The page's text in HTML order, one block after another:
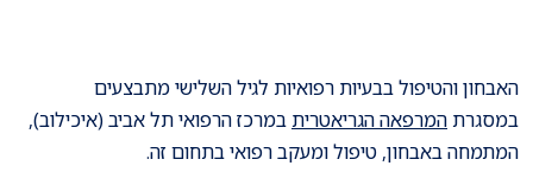
האבחון והטיפול בבעיות רפואיות לגיל השלישי מתבצעים
במסגרתהמרפאה הגריאטריתבמרכז הרפואי תל אביב (איכילוב),
המתמחה באבחון, טיפול ומעקב רפואי בתחום זה.